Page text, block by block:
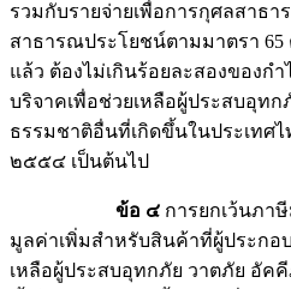
รวมกับรายจ่ายเพื่อการกุศลสาธา
สาธารณประโยชน์ตามมาตรา 65
แล้ว ต้องไม่เกินร้อยละสองของก
บริจาคเพื่อช่วยเหลือผู้ประสบอุท
ธรรมชาติอื่นที่เกิดขึ้นในประเทศ
๒๕๕๔ เป็นต้นไป
ข้อ ๔ การยกเว้นภา
มูลค่าเพิ่มสำหรับสินค้าที่ผู้ประกอ
เหลือผู้ประสบอุทกภัย วาตภัย อัค